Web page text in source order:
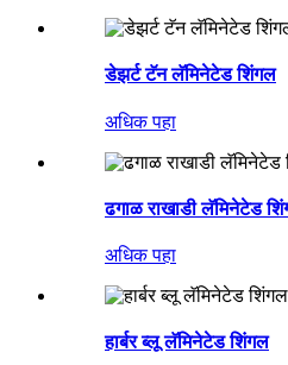
डेझर्ट टॅन लॅमिनेटेड शिंगल
अधिक पहा
ढगाळ राखाडी लॅमिनेटेड
अधिक पहा
हार्बर ब्लू लॅमिनेटेड शिंगल